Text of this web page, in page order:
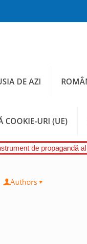
DE AZI
COOKIE-URI (UE)
de propagandă
Authors